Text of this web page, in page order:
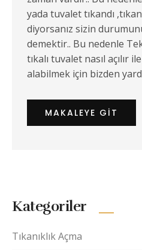
yada tuvalet tıkandı
diyorsanız sizin
demektir.. Bu nedenle
tıkalı tuvalet nasıl açılır
alabilmek için bizden
MAKALEYE GIT
Kategoriler
Tıkanıklık Açma